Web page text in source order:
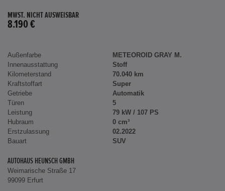
MWST. NICHT AUSWEISBAR
8.190 €
Außenfarbe
METEOROID GRAY M.
Innenausstattung
Stoff
Kilometerstand
70.040 km
Kraftstoffart
Super
Getriebe
Automatik
Türen
5
Leistung
79 kW / 107 PS
Hubraum
0 cm³
Erstzulassung
02.2022
Bauart
SUV
AUTOHAUS HEUNSCH GMBH
Weimarische Straße 17
99099 Erfurt